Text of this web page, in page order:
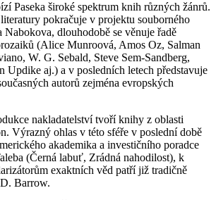
Paseka široké spektrum knih různých žánrů.
pokračuje v projektu souborného
dlouhodobě se věnuje řadě
(Alice Munroová, Amos Oz, Salman
W. G. Sebald, Steve Sem-Sandberg,
Updike aj.) a v posledních letech představuje
autorů zejména evropských
nakladatelství tvoří knihy z oblasti
Výrazný ohlas v této sféře v poslední době
akademika a investičního poradce
(Černá labuť, Zrádná nahodilost), k
exaktních věd patří již tradičně
Barrow.